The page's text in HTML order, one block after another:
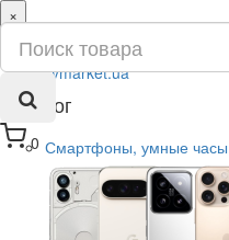
0
×
ru
ua
Каталог
Смартфоны, умные